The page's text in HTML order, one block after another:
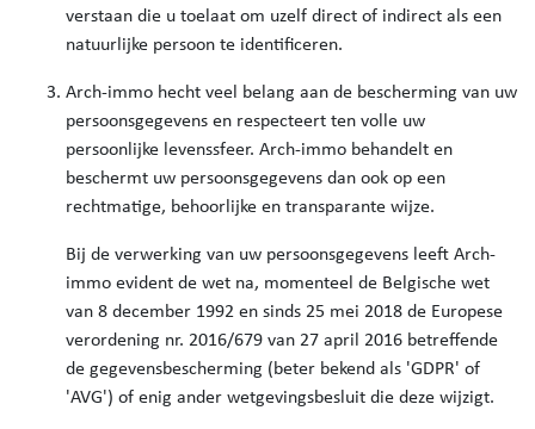
verstaan die u toelaat om uzelf direct of indirect als een
natuurlijke persoon te identificeren.
Arch-immo hecht veel belang aan de bescherming van uw
persoonsgegevens en respecteert ten volle uw
persoonlijke levenssfeer. Arch-immo behandelt en
beschermt uw persoonsgegevens dan ook op een
rechtmatige, behoorlijke en transparante wijze.
Bij de verwerking van uw persoonsgegevens leeft Arch-
immo evident de wet na, momenteel de Belgische wet
van 8 december 1992 en sinds 25 mei 2018 de Europese
verordening nr. 2016/679 van 27 april 2016 betreffende
de gegevensbescherming (beter bekend als 'GDPR' of
'AVG') of enig ander wetgevingsbesluit die deze wijzigt.